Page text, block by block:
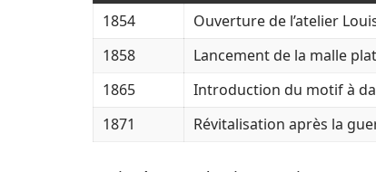
1854
Ouverture de l’atelier
1858
Lancement de la malle
1865
Introduction du motif à
1871
Révitalisation après la